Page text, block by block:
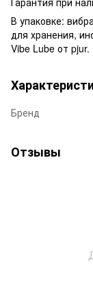
В упаковке:
для хранения,
Vibe Lube от pjur.
Бренд
Отзывы